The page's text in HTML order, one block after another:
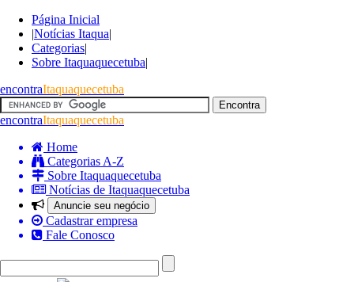
Página Inicial
|Notícias Itaqua|
Categorias|
Sobre Itaquaquecetuba|
encontraItaquaquecetuba
encontraItaquaquecetuba
Home
Categorias A-Z
Sobre Itaquaquecetuba
Notícias de Itaquaquecetuba
Anuncie seu negócio
Cadastrar empresa
Fale Conosco